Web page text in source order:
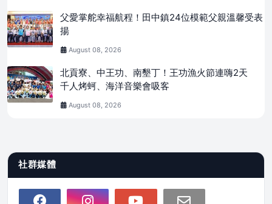
父愛掌舵幸福航程！田中鎮24位模範父親溫馨受表
揚
August 08, 2026
北貢寮、中王功、南墾丁！王功漁火節連嗨2天
千人烤蚵、海洋音樂會吸客
August 08, 2026
社群媒體